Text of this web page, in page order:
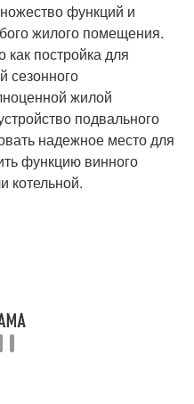
функций и
жилого помещения.
постройка для
сезонного
жилой
подвального
надежное место для
функцию винного
котельной.